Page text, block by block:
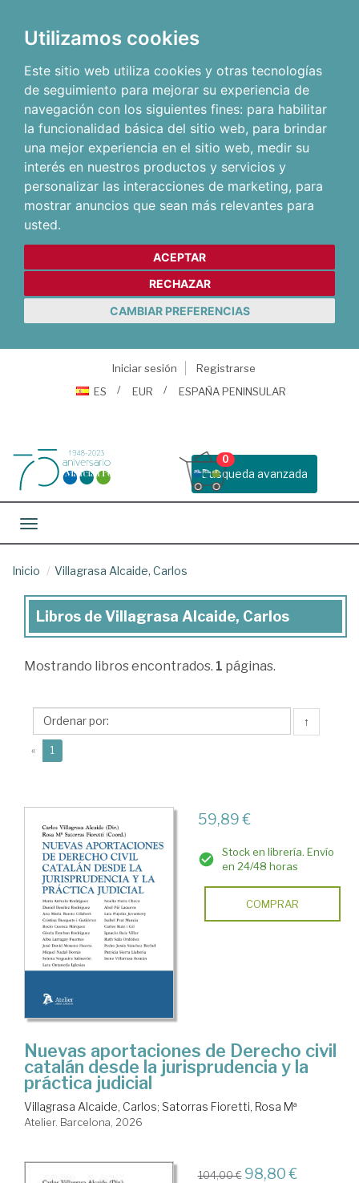
Utilizamos cookies
Este sitio web utiliza cookies y otras tecnologías
de seguimiento para mejorar su experiencia de
navegación con los siguientes fines: para habilitar
la funcionalidad básica del sitio web, para brindar
una mejor experiencia en el sitio web, medir su
interés en nuestros productos y servicios y
personalizar las interacciones de marketing, para
mostrar anuncios que sean más relevantes para
usted.
ACEPTAR
RECHAZAR
CAMBIAR PREFERENCIAS
Iniciar sesión
Registrarse
ES
EUR ESPAÑA PENINSULAR
Busqueda avanzada
0
Toggle navigation
Inicio Villagrasa Alcaide, Carlos
Libros
Villagrasa
Carlos
Libros de Villagrasa Alcaide, Carlos
Mostrando libros encontrados. 1 páginas.
↑
« 1
59,89 €
Stock en librería. Envío
en 24/48 horas
COMPRAR
Nuevas aportaciones de Derecho civil
catalán desde la jurisprudencia y la
práctica judicial
Villagrasa Alcaide, Carlos; Satorras Fioretti, Rosa Mª
Atelier. Barcelona, 2026
104,00 € 98,80 €